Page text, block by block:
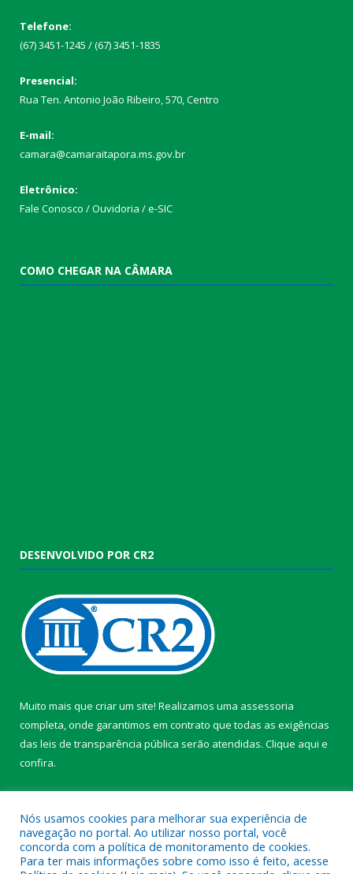
Telefone:
(67) 3451-1245 / (67) 3451-1835
Presencial:
Rua Ten. Antonio João Ribeiro, 570, Centro
E-mail:
camara@camaraitapora.ms.gov.br
Eletrônico:
Fale Conosco / Ouvidoria / e-SIC
COMO CHEGAR NA CÂMARA
DESENVOLVIDO POR CR2
Muito mais que criar um site! Realizamos uma assessoria
completa, onde garantimos em contrato que todas as exigências
das leis de transparência pública serão atendidas. Clique aqui e
confira.
Nós usamos cookies para melhorar sua experiência de
navegação no portal. Ao utilizar nosso portal, você
concorda com a política de monitoramento de cookies.
Para ter mais informações sobre como isso é feito, acesse